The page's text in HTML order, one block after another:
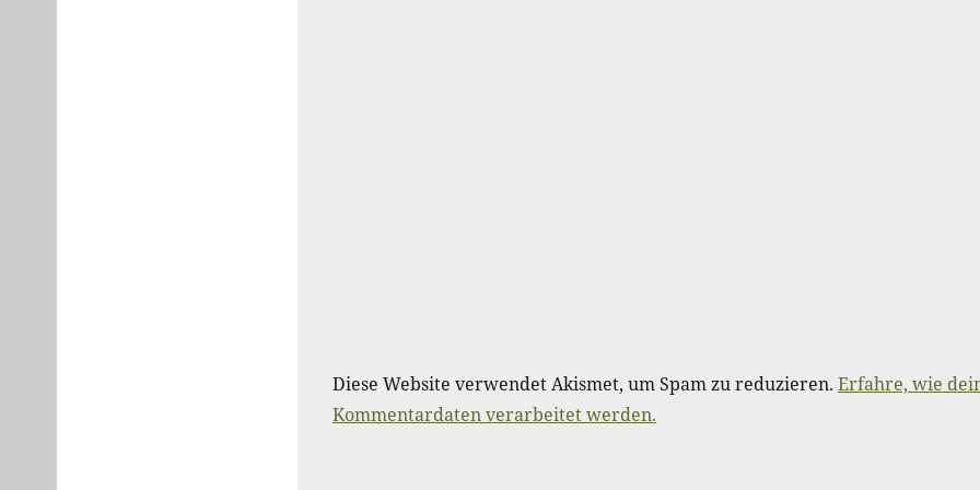
Diese Website verwendet Akismet, um Spam zu reduzieren. Erfahre, wie
Kommentardaten verarbeitet werden.